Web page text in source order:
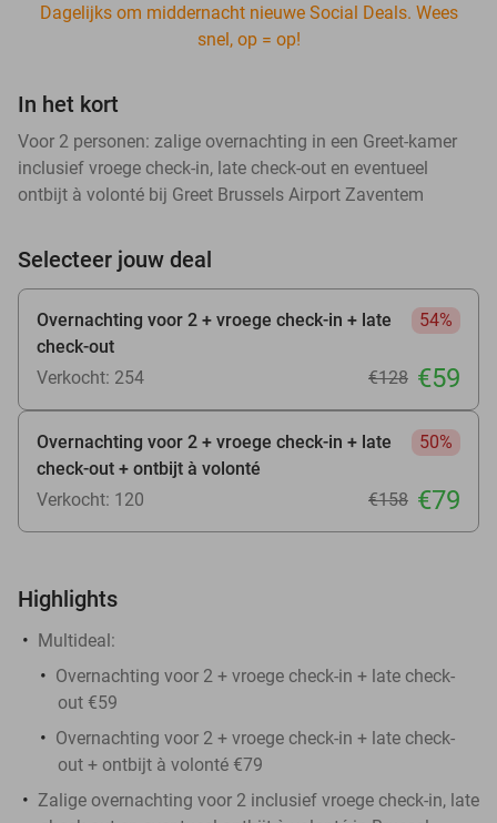
Dagelijks om middernacht nieuwe Social Deals. Wees
snel, op = op!
In het kort
Voor 2 personen: zalige overnachting in een Greet-kamer
inclusief vroege check-in, late check-out en eventueel
ontbijt à volonté bij Greet Brussels Airport Zaventem
Selecteer jouw deal
Overnachting voor 2 + vroege check-in + late
check-out
54%
Verkocht: 254 €128 €59
Overnachting voor 2 + vroege check-in + late
check-out + ontbijt à volonté
50%
Verkocht: 120 €158 €79
Highlights
Multideal:
Overnachting voor 2 + vroege check-in + late check-
out €59
Overnachting voor 2 + vroege check-in + late check-
out + ontbijt à volonté €79
Zalige overnachting voor 2 inclusief vroege check-in, late